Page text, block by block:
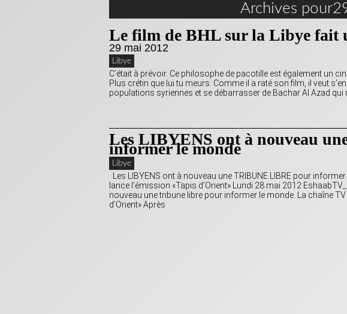
Archives
Le film de BHL sur la Libye fait
29 mai 2012
Libye
C’était à prévoir. Ce philosophe de pacotille est également un
Plus crétin que lui tu meurs. Comme il a raté son film, il veut
populations syriennes et se débarrasser de Bachar Al Azad qui
Les LIBYENS ont à nouveau
informer le monde
Libye
Les LIBYENS ont à nouveau une TRIBUNE LIBRE pour
lance l’émission «Tapis d’Orient» Lundi 28 mai 2012
nouveau une tribune libre pour informer le monde. La chaîne
d’Orient» Après